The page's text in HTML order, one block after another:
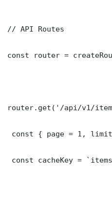
// API Routes
const router =
router.get('/api/v1/
const { page = 1,
const cacheKey =